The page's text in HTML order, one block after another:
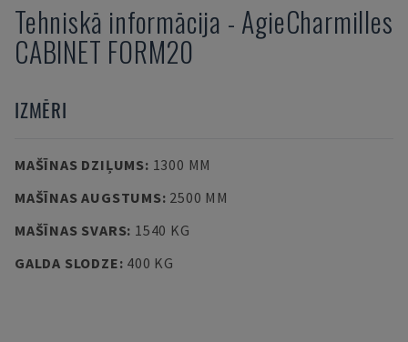
Tehniskā informācija - AgieCharmilles
CABINET FORM20
IZMĒRI
MAŠĪNAS DZIĻUMS: 1300 MM
MAŠĪNAS AUGSTUMS: 2500 MM
MAŠĪNAS SVARS: 1540 KG
GALDA SLODZE: 400 KG